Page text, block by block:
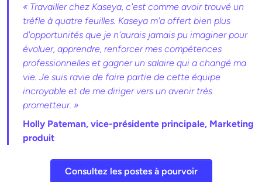
« Travailler chez Kaseya, c'est comme avoir trouvé un
trèfle à quatre feuilles. Kaseya m'a offert bien plus
d'opportunités que je n'aurais jamais pu imaginer pour
évoluer, apprendre, renforcer mes compétences
professionnelles et gagner un salaire qui a changé ma
vie. Je suis ravie de faire partie de cette équipe
incroyable et de me diriger vers un avenir très
prometteur. »
Holly Pateman, vice-présidente principale, Marketing
produit
Consultez les postes à pourvoir